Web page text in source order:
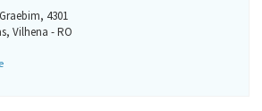
4301
Vilhena - RO